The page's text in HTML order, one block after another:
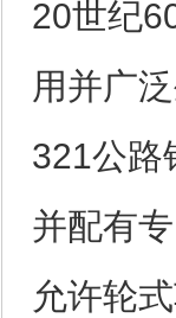
20世纪
用并广
321公路
并配有
允许轮